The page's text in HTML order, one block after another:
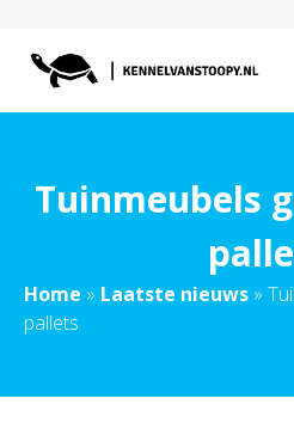
Tuinmeubels
Home » Laatste nieuws »
pallets